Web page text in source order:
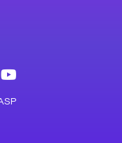
Instagram